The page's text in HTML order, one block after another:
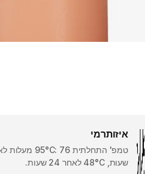
איזותרמי
שעות, 48°C לאחר 24 שעות.